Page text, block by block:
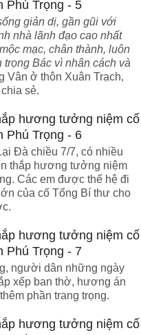
giản dị, gần gũi với
nhà lãnh đạo cao nhất
mạc, chân thành, luôn
Bác vì nhân cách và
Vân ở thôn Xuân Trạch,
sẻ.
Đà chiều 7/7, có nhiều
thắp hương tưởng niệm
Các em được thế hệ đi
của cố Tổng Bí thư cho
người dân những ngày
xếp ban thờ, hương án
phần trang trọng.